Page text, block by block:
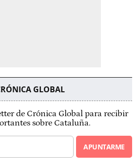
GLOBAL
de Crónica Global para recibir
sobre Cataluña.
APUNTARME